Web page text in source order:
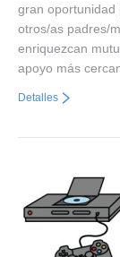
gran oportunidad
otros/as padres/
enriquezcan
apoyo más
Detalles